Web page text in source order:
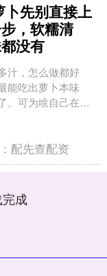
卜先别直接上
，软糯清
没有
汁，怎么做都好
能吃出萝卜本味
。可为啥自己在家
股怪怪的土腥
实很多人第....
配先查配资
成